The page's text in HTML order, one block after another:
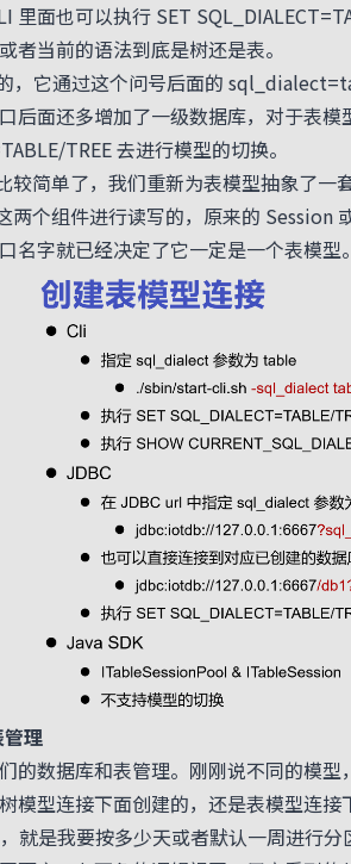
里面也可以执行 SET
者当前的语法到底是树还是表。
，它通过这个问号后面的
后面还多增加了一级数据库，对于表
TREE 去进行模型的切换。
较简单了，我们重新为表模型抽象了
两个组件进行读写的，原来的 Session
名字就已经决定了它一定是一个表模型
管理
的数据库和表管理。刚刚说不同的模
模型连接下面创建的，还是表模型连
，就是我要按多少天或者默认一周进行